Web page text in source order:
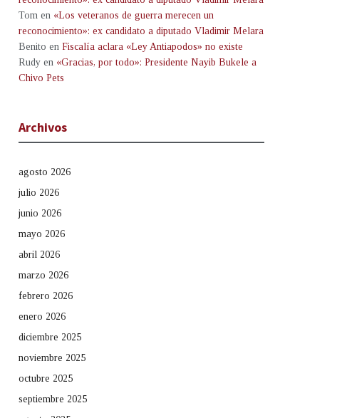
Tom en «Los veteranos de guerra merecen un
reconocimiento»: ex candidato a diputado Vladimir Melara
Benito en Fiscalía aclara «Ley Antiapodos» no existe
Rudy en «Gracias, por todo»: Presidente Nayib Bukele a
Chivo Pets
Archivos
agosto 2026
julio 2026
junio 2026
mayo 2026
abril 2026
marzo 2026
febrero 2026
enero 2026
diciembre 2025
noviembre 2025
octubre 2025
septiembre 2025